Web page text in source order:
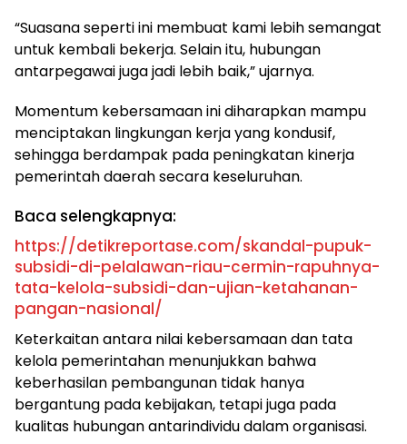
“Suasana seperti ini membuat kami lebih semangat
untuk kembali bekerja. Selain itu, hubungan
antarpegawai juga jadi lebih baik,” ujarnya.
Momentum kebersamaan ini diharapkan mampu
menciptakan lingkungan kerja yang kondusif,
sehingga berdampak pada peningkatan kinerja
pemerintah daerah secara keseluruhan.
Baca selengkapnya:
https://detikreportase.com/skandal-pupuk-
subsidi-di-pelalawan-riau-cermin-rapuhnya-
tata-kelola-subsidi-dan-ujian-ketahanan-
pangan-nasional/
Keterkaitan antara nilai kebersamaan dan tata
kelola pemerintahan menunjukkan bahwa
keberhasilan pembangunan tidak hanya
bergantung pada kebijakan, tetapi juga pada
kualitas hubungan antarindividu dalam organisasi.